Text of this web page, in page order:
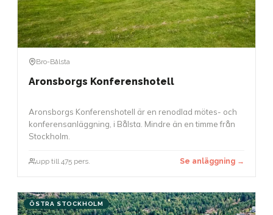
Bro-Bålsta
Aronsborgs Konferenshotell
Aronsborgs Konferenshotell är en renodlad mötes- och
konferensanläggning, i Bålsta. Mindre än en timme från
Stockholm.
upp till 475 pers. Se anläggning →
ÖSTRA STOCKHOLM